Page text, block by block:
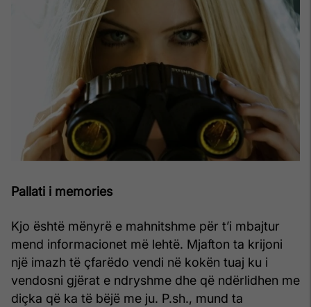
Pallati i memories
Kjo është mënyrë e mahnitshme për t’i mbajtur
mend informacionet më lehtë. Mjafton ta krijoni
një imazh të çfarëdo vendi në kokën tuaj ku i
vendosni gjërat e ndryshme dhe që ndërlidhen me
diçka që ka të bëjë me ju. P.sh., mund ta